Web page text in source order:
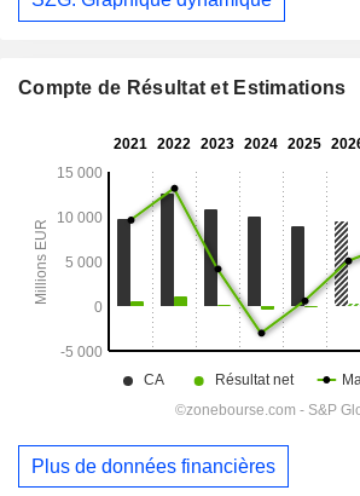
Compte de Résultat et Estimations
Plus de données financières